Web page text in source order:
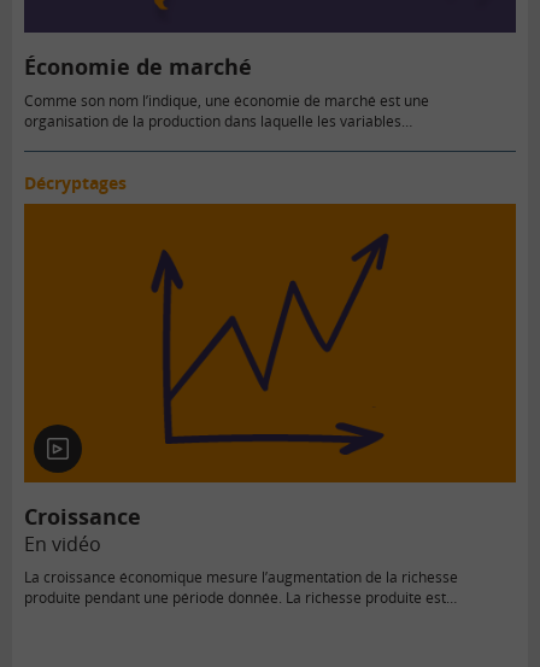
Économie de marché
Comme son nom l’indique, une économie de marché est une
organisation de la production dans laquelle les variables…
Décryptages
En
vidéo
Croissance
En vidéo
La croissance économique mesure l’augmentation de la richesse
produite pendant une période donnée. La richesse produite est